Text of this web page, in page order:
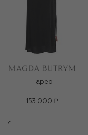
Парео
153 000 ₽